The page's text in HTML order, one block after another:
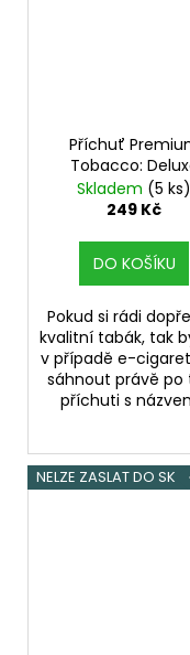
Příchuť
Tobacco:
Tobacco 10ml
Skladem (5 ks)
249 Kč
DO KOŠÍKU
Pokud si rádi
kvalitní tabák, tak
v případě e-
sáhnout právě po
příchuti s
NELZE ZASLAT DO SK